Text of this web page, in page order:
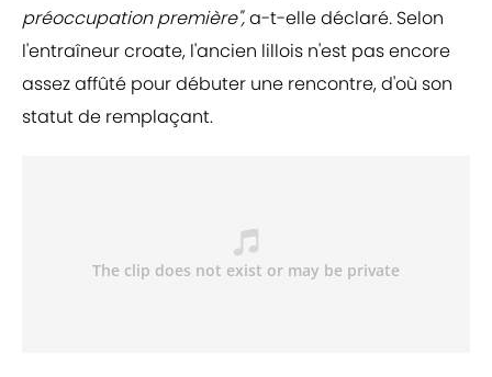
préoccupation première",a-t-elle déclaré. Selon
l'entraîneur croate, l'ancien lillois n'est pas encore
assez affûté pour débuter une rencontre, d'où son
statut de remplaçant.